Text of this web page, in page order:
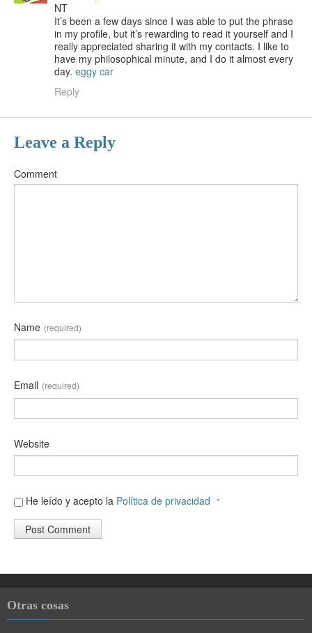
NT
It’s been a few days since I was able to put the phrase
in my profile, but it’s rewarding to read it yourself and I
really appreciated sharing it with my contacts. I like to
have my philosophical minute, and I do it almost every
day. eggy car
Reply
Leave a Reply
Comment
Name (required)
Email (required)
Website
He leído y acepto la Política de privacidad *
Otras cosas